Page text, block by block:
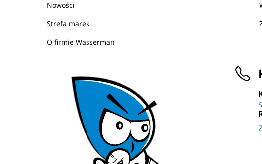
Nowości
Strefa marek
O firmie Wasserman